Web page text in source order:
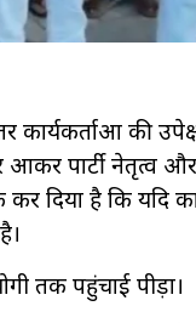
कार्यकर्ताओं की
पार्टी नेतृत्व और
दिया है कि यदि
तक पहुंचाई पीड़ा।